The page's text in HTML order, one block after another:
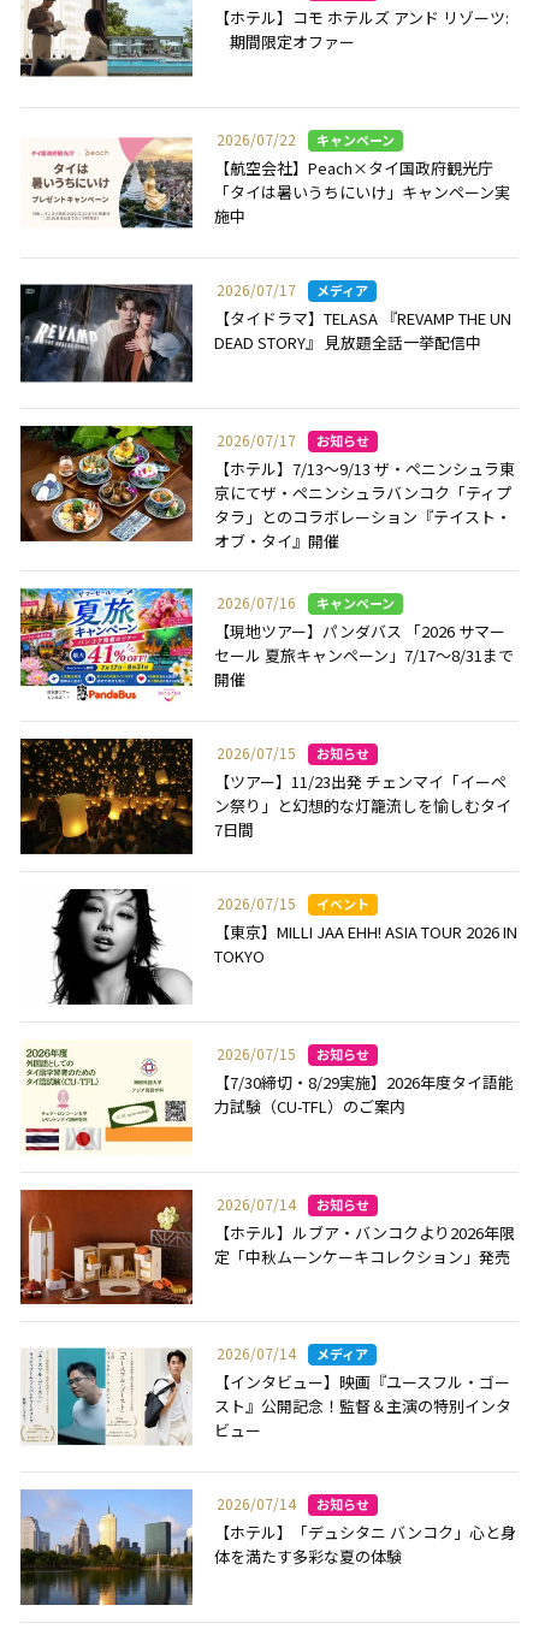
【ホテル】コモ ホテルズ アンド リゾーツ:
期間限定オファー
2026/07/22
【航空会社】Peach×タイ国政府観光庁
「タイは暑いうちにいけ」キャンペーン実
施中
2026/07/17
【タイドラマ】TELASA 『REVAMP THE UN
DEAD STORY』 見放題全話一挙配信中
2026/07/17
【ホテル】7/13～9/13 ザ・ペニンシュラ東
京にてザ・ペニンシュラバンコク「ティプ
タラ」とのコラボレーション『テイスト・
オブ・タイ』開催
2026/07/16
【現地ツアー】パンダバス 「2026 サマー
セール 夏旅キャンペーン」7/17～8/31まで
開催
2026/07/15
【ツアー】11/23出発 チェンマイ「イーペ
ン祭り」と幻想的な灯籠流しを愉しむタイ
7日間
2026/07/15
【東京】MILLI JAA EHH! ASIA TOUR 2026 IN
TOKYO
2026/07/15
【7/30締切・8/29実施】2026年度タイ語能
力試験（CU-TFL）のご案内
2026/07/14
【ホテル】ルブア・バンコクより2026年限
定「中秋ムーンケーキコレクション」発売
2026/07/14
【インタビュー】映画『ユースフル・ゴー
スト』公開記念！監督＆主演の特別インタ
ビュー
2026/07/14
【ホテル】「デュシタニ バンコク」心と身
体を満たす多彩な夏の体験